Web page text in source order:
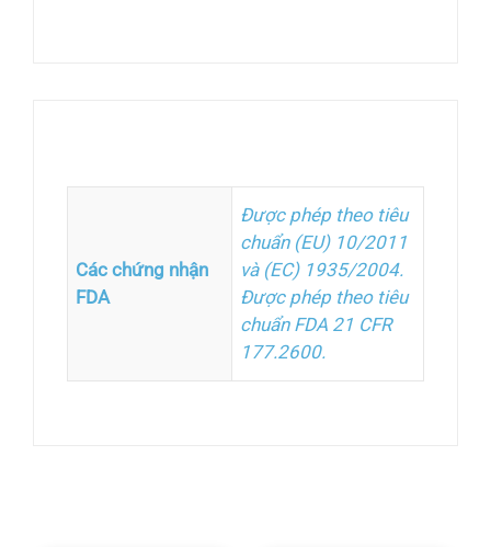
Các chứng nhận
FDA
Được phép theo tiêu
chuẩn (EU) 10/2011
và (EC) 1935/2004.
Được phép theo tiêu
chuẩn FDA 21 CFR
177.2600.